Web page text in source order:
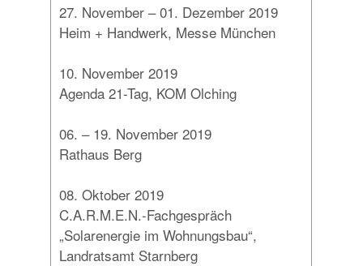
27. November – 01. Dezember 2019
Heim + Handwerk, Messe München
10. November 2019
Agenda 21-Tag, KOM Olching
06. – 19. November 2019
Rathaus Berg
08. Oktober 2019
C.A.R.M.E.N.-Fachgespräch
„Solarenergie im Wohnungsbau“,
Landratsamt Starnberg